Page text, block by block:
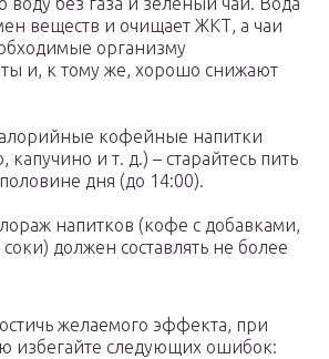
веществ и очищает ЖКТ, а чаи
организму
и, к тому же, хорошо снижают
кофейные напитки
капучино и т. д.) – старайтесь пить
дня (до 14:00).
напитков (кофе с добавками,
должен составлять не более
желаемого эффекта, при
избегайте следующих ошибок: